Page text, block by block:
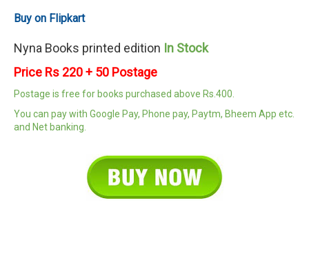
Buy on Flipkart
Nyna Books printed edition In Stock
Price Rs 220 + 50 Postage
Postage is free for books purchased above Rs.400.
You can pay with Google Pay, Phone pay, Paytm, Bheem App etc.
and Net banking.